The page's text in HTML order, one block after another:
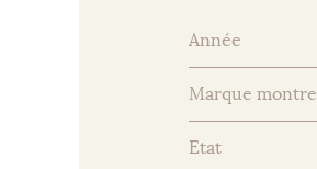
Année
Marque montre
Etat